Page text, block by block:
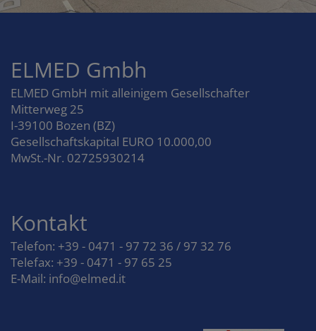
ELMED Gmbh
ELMED GmbH mit alleinigem Gesellschafter
Mitterweg 25
I-39100 Bozen (BZ)
Gesellschaftskapital EURO 10.000,00
MwSt.-Nr. 02725930214
Kontakt
Telefon: +39 - 0471 - 97 72 36 / 97 32 76
Telefax: +39 - 0471 - 97 65 25
E-Mail: info@elmed.it